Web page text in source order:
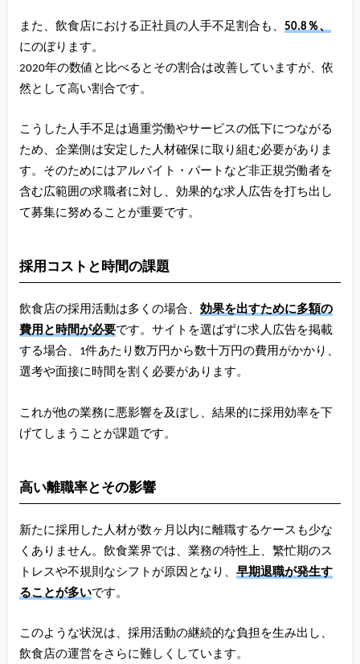
また、飲食店における正社員の人手不足割合も、 50.8％、
にのぼります。
2020年の数値と比べるとその割合は改善していますが、依
然として高い割合です。
こうした人手不足は過重労働やサービスの低下につながる
ため、企業側は安定した人材確保に取り組む必要がありま
す。そのためにはアルバイト・パートなど非正規労働者を
含む広範囲の求職者に対し、効果的な求人広告を打ち出し
て募集に努めることが重要です。
採用コストと時間の課題
飲食店の採用活動は多くの場合、 効果を出すために多額の
費用と時間が必要です。サイトを選ばずに求人広告を掲載
する場合、1件あたり数万円から数十万円の費用がかかり、
選考や面接に時間を割く必要があります。
これが他の業務に悪影響を及ぼし、結果的に採用効率を下
げてしまうことが課題です。
高い離職率とその影響
新たに採用した人材が数ヶ月以内に離職するケースも少な
くありません。飲食業界では、業務の特性上、繁忙期のス
トレスや不規則なシフトが原因となり、 早期退職が発生す
ることが多いです。
このような状況は、採用活動の継続的な負担を生み出し、
飲食店の運営をさらに難しくしています。